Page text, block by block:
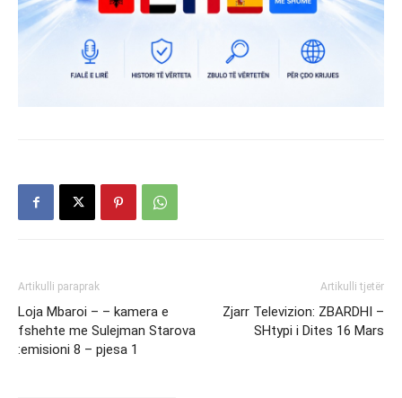
Artikulli paraprak
Loja Mbaroi – – kamera e
fshehte me Sulejman Starova
:emisioni 8 – pjesa 1
Artikulli tjetër
Zjarr Televizion: ZBARDHI –
SHtypi i Dites 16 Mars